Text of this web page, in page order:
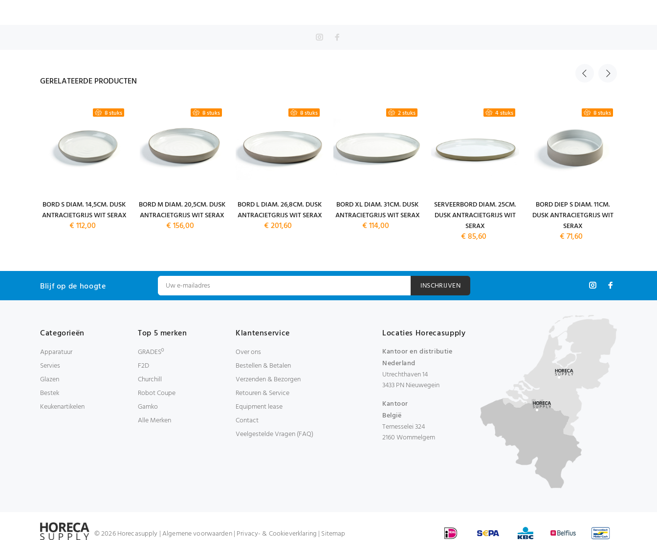
GERELATEERDE PRODUCTEN
8 stuks
BORD S DIAM. 14,5CM. DUSK
ANTRACIETGRIJS WIT SERAX
€ 112,00
8 stuks
BORD M DIAM. 20,5CM. DUSK
ANTRACIETGRIJS WIT SERAX
€ 156,00
8 stuks
BORD L DIAM. 26,8CM. DUSK
ANTRACIETGRIJS WIT SERAX
€ 201,60
2 stuks
BORD XL DIAM. 31CM. DUSK
ANTRACIETGRIJS WIT SERAX
€ 114,00
4 stuks
SERVEERBORD DIAM. 25CM.
DUSK ANTRACIETGRIJS WIT
SERAX
€ 85,60
8 stuks
BORD DIEP S DIAM. 11CM.
DUSK ANTRACIETGRIJS WIT
SERAX
€ 71,60
Blijf op de hoogte INSCHRIJVEN
Categorieën
Apparatuur
Servies
Glazen
Bestek
Keukenartikelen
Top 5 merken
GRADESº
F2D
Churchill
Robot Coupe
Gamko
Alle Merken
Klantenservice
Over ons
Bestellen & Betalen
Verzenden & Bezorgen
Retouren & Service
Equipment lease
Contact
Veelgestelde Vragen (FAQ)
Locaties Horecasupply
Kantoor en distributie
Nederland
Utrechthaven 14
3433 PN Nieuwegein
Kantoor
België
Ternesselei 324
2160 Wommelgem
© 2026 Horecasupply |Algemene voorwaarden| Privacy- & Cookieverklaring | Sitemap